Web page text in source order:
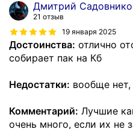
Дмитрий
21 отзыв
19 января 2025
Достоинства: отлично
собирает пак на Кб
Недостатки: вообще нет,
Комментарий: Лучшие
очень много, если их не